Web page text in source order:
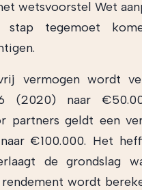
wetsvoorstel Wet
tegemoet
vermogen wordt
(2020) naar
partners geldt een
€100.000. Het
de grondslag
wordt